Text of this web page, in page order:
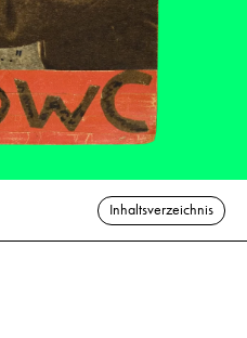
Inhaltsverzeichnis